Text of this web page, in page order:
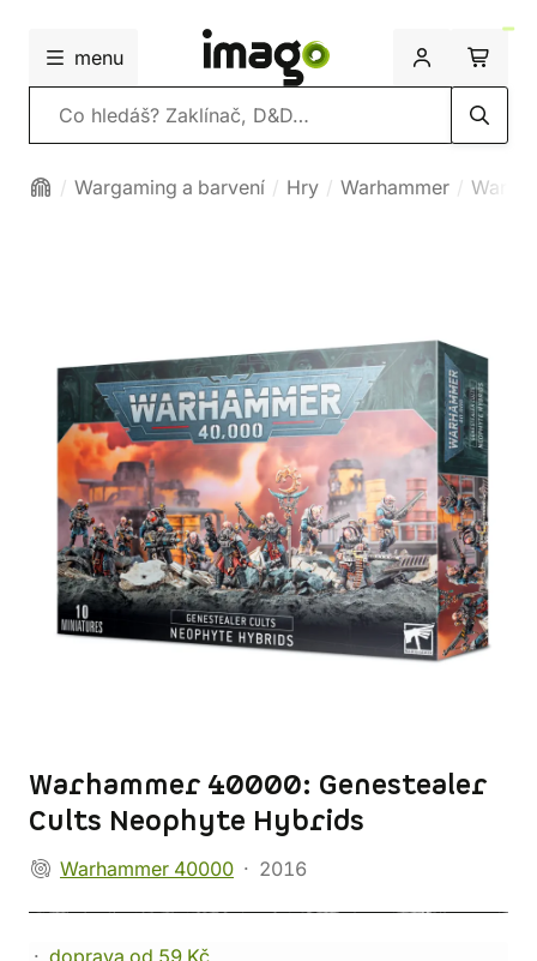
menu
Vyhledávání
Wargaming a barvení Hry Warhammer
Warhammer 40000: Genestealer
Cults Neophyte Hybrids
Warhammer 40000 2016
doprava od 59 Kč